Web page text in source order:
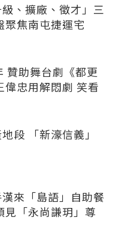
、擴廠、徵才」三
聚焦南屯捷運宅
贊助舞台劇《都更
偉忠用解悶劇 笑看
段 「新濠信義」
來「島語」自助餐
見「永尚謙玥」尊